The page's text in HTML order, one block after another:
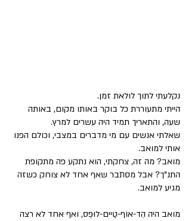
נקלעתי לתוך לולאת זמן.
הייתי מתעוררת כל בוקר באותו מקום, באותה
שעה, והתאריך תמיד היה עשרים למרץ.
שאלתי אנשים עם מי מדברים במצבי, וכולם הפנו
אותי למואב.
מואב? מה זה, צחקתי, הוא נתקע פה מתקופת
התנ"ך? אבל מסתבר שאף אחד לא צוחק כשזה
מגיע למואב.
מואב היה הֵד-אוֹף-טַיים-לוּפְּס, ואף אחד לא רצה